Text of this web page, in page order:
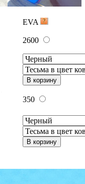
EVA
2600
В корзину
350
В корзину